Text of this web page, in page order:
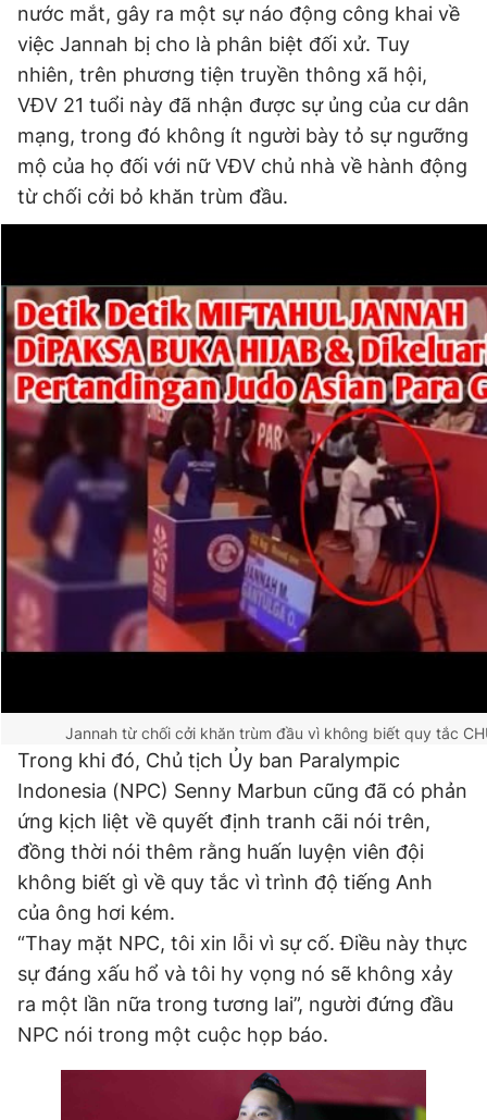
Theo dõi báo trên
Hotline
0906 645 777
Liên hệ quảng cáo
0908 780 404
Đặt báo Quảng cáo RSS Tòa soạn Chính sách bảo
Phó tổng biên tập thường trực: Hải Thành
Phó tổng biên tập: Lâm Hiếu Dũng
Phó tổng biên tập: Trần Việt Hưng
Tổng thư ký tòa soạn: Đức Trung
Giấy phép xuất bản số 110/GP - BTTTT cấp ngày 24.3.2020
© 2003-2026 Bản quyền thuộc về Báo Thanh Niên. Cấm sao
chép dưới mọi hình thức nếu không có sự chấp thuận bằng văn
bản. Phát triển bởi ePi Technologies, JSC.
nước mắt, gây ra một sự náo động công khai về
việc Jannah bị cho là phân biệt đối xử. Tuy
nhiên, trên phương tiện truyền thông xã hội,
VĐV 21 tuổi này đã nhận được sự ủng của cư dân
mạng, trong đó không ít người bày tỏ sự ngưỡng
mộ của họ đối với nữ VĐV chủ nhà về hành động
từ chối cởi bỏ khăn trùm đầu.
Jannah từ chối cởi khăn trùm đầu vì không biết quy tắc
Trong khi đó, Chủ tịch Ủy ban Paralympic
Indonesia (NPC) Senny Marbun cũng đã có phản
ứng kịch liệt về quyết định tranh cãi nói trên,
đồng thời nói thêm rằng huấn luyện viên đội
không biết gì về quy tắc vì trình độ tiếng Anh
của ông hơi kém.
“Thay mặt NPC, tôi xin lỗi vì sự cố. Điều này thực
sự đáng xấu hổ và tôi hy vọng nó sẽ không xảy
ra một lần nữa trong tương lai”, người đứng đầu
NPC nói trong một cuộc họp báo.